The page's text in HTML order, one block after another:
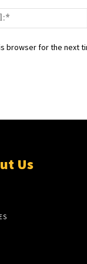
browser for the next
Us